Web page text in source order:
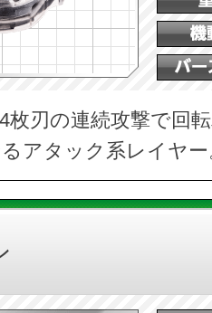
枚刃の連続攻撃で回
アタック系レイヤー